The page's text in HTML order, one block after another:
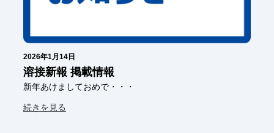
2026年1月14日
溶接新報 掲載情報
新年あけましておめで・・・
続きを見る